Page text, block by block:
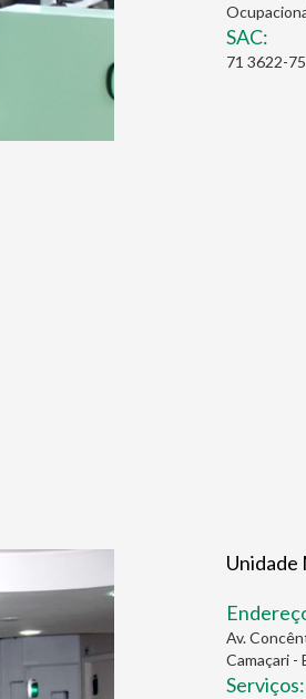
SAC:
71 3622-
Unidade
Av.
Camaçari -
Serviços: